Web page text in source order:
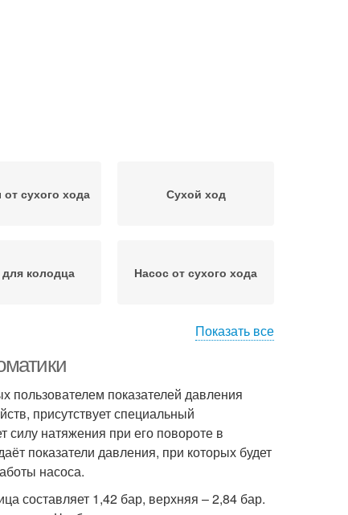
сухого хода Сухой ход
колодца Насос от сухого хода
Показать все
пользователем показателей давления
присутствует специальный
силу натяжения при его повороте в
показатели давления, при которых будет
насоса.
составляет 1,42 бар, верхняя – 2,84 бар.